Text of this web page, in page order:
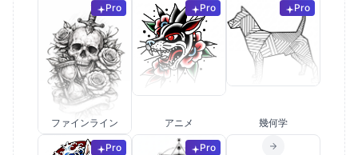
Pro
ファインライン
Pro
アニメ
Pro
幾何学
Pro Pro